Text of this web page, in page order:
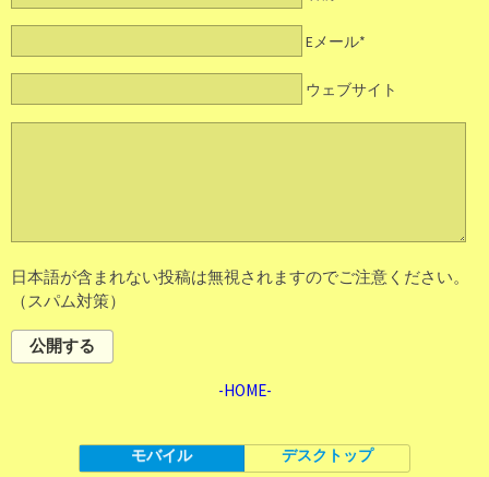
Eメール*
ウェブサイト
日本語が含まれない投稿は無視されますのでご注意ください。
（スパム対策）
公開する
-HOME-
モバイル デスクトップ